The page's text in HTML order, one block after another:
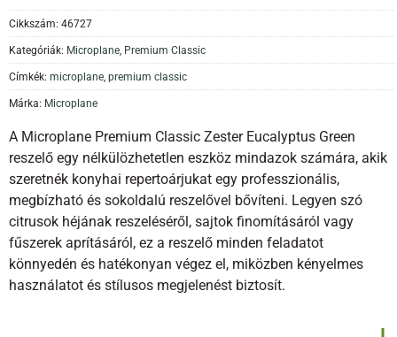
Cikkszám: 46727
Kategóriák: Microplane Premium Classic
Címkék: microplane premium classic
Márka: Microplane
A Microplane Premium Classic Zester Eucalyptus Green
reszelő egy nélkülözhetetlen eszköz mindazok számára, akik
szeretnék konyhai repertoárjukat egy professzionális,
megbízható és sokoldalú reszelővel bővíteni. Legyen szó
citrusok héjának reszeléséről, sajtok finomításáról vagy
fűszerek aprításáról, ez a reszelő minden feladatot
könnyedén és hatékonyan végez el, miközben kényelmes
használatot és stílusos megjelenést biztosít.